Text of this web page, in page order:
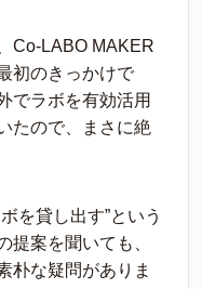
Co-LABO MAKER
初のきっかけで
でラボを有効活用
たので、まさに絶
を貸し出す”という
提案を聞いても、
朴な疑問がありま